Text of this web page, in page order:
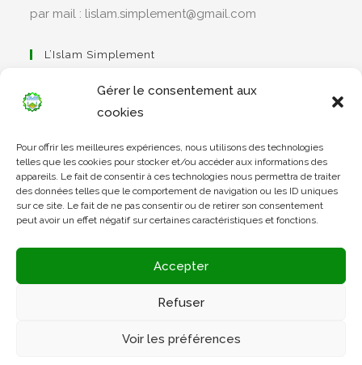
Gérer le consentement aux
cookies
Pour offrir les meilleures expériences, nous utilisons des technologies
telles que les cookies pour stocker et/ou accéder aux informations des
appareils. Le fait de consentir à ces technologies nous permettra de traiter
des données telles que le comportement de navigation ou les ID uniques
sur ce site. Le fait de ne pas consentir ou de retirer son consentement
peut avoir un effet négatif sur certaines caractéristiques et fonctions.
Accepter
Refuser
Voir les préférences
par mail : lislam.simplement@gmail.com
L’Islam Simplement
dans
un
nouvel
onglet
Apprendre Le Coran Simplement